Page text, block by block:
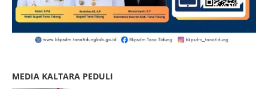
MEDIA KALTARA PEDULI